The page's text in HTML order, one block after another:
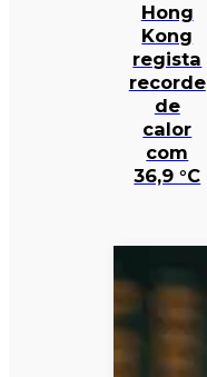
Hong
Kong
regista
recorde
de
calor
com
36,9 °C